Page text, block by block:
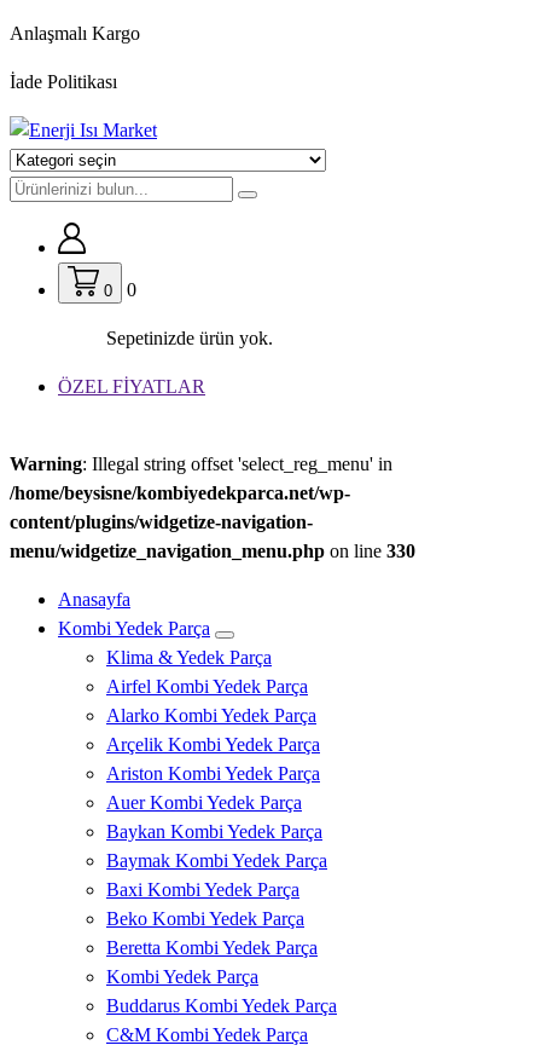
İçeriğe
Anlaşmalı Kargo
İade Politikası
0 0
Sepetinizde ürün yok.
ÖZEL FİYATLAR
Warning: Illegal string offset 'select_reg_menu' in
/home/beysisne/kombiyedekparca.net/wp-
content/plugins/widgetize-navigation-
menu/widgetize_navigation_menu.php on line 330
Anasayfa
Kombi Yedek Parça
Klima & Yedek Parça
Airfel Kombi Yedek Parça
Alarko Kombi Yedek Parça
Arçelik Kombi Yedek Parça
Ariston Kombi Yedek Parça
Auer Kombi Yedek Parça
Baykan Kombi Yedek Parça
Baymak Kombi Yedek Parça
Baxi Kombi Yedek Parça
Beko Kombi Yedek Parça
Beretta Kombi Yedek Parça
Kombi Yedek Parça
Buddarus Kombi Yedek Parça
C&M Kombi Yedek Parça